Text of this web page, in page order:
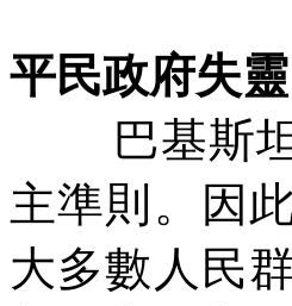
平民政府失靈
巴基斯
主準則。因
大多數人民